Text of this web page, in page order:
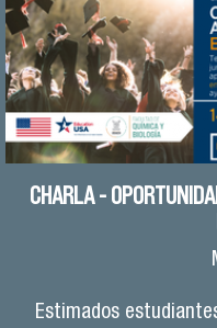
CHARLA -
Estimados